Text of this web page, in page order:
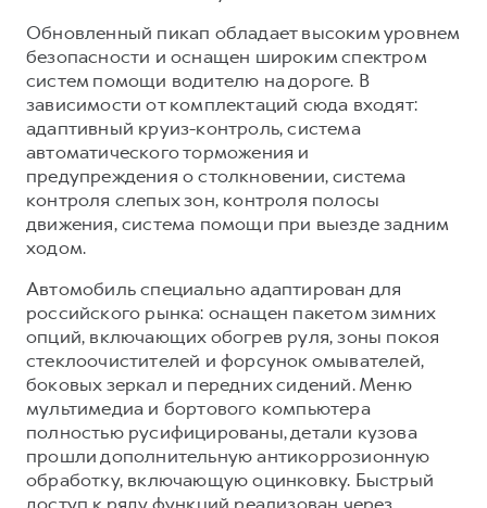
Обновленный пикап обладает высоким уровнем
безопасности и оснащен широким спектром
систем помощи водителю на дороге. В
зависимости от комплектаций сюда входят:
адаптивный круиз-контроль, система
автоматического торможения и
предупреждения о столкновении, система
контроля слепых зон, контроля полосы
движения, система помощи при выезде задним
ходом.
Автомобиль специально адаптирован для
российского рынка: оснащен пакетом зимних
опций, включающих обогрев руля, зоны покоя
стеклоочистителей и форсунок омывателей,
боковых зеркал и передних сидений. Меню
мультимедиа и бортового компьютера
полностью русифицированы, детали кузова
прошли дополнительную антикоррозионную
обработку, включающую оцинковку. Быстрый